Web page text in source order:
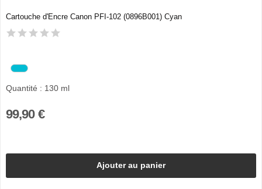
Cartouche d'Encre Canon PFI-102 (0896B001) Cyan
Quantité : 130 ml
99,90 €
Ajouter au panier